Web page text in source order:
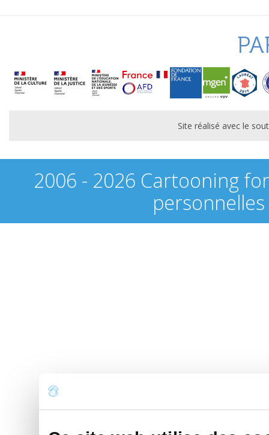
Site réalisé avec le
2006 - 2026 Cartooning
personnelles